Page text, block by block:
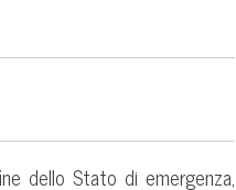
dello Stato di emergenza,